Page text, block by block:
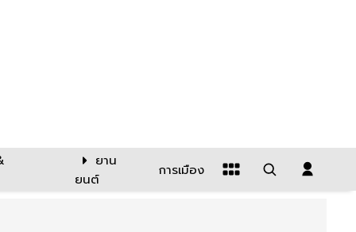
ยาน
ยนต์
การเมือง